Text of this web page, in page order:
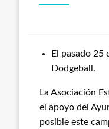
El pasado 25
Dodgeball.
La Asociación
el apoyo del
posible este